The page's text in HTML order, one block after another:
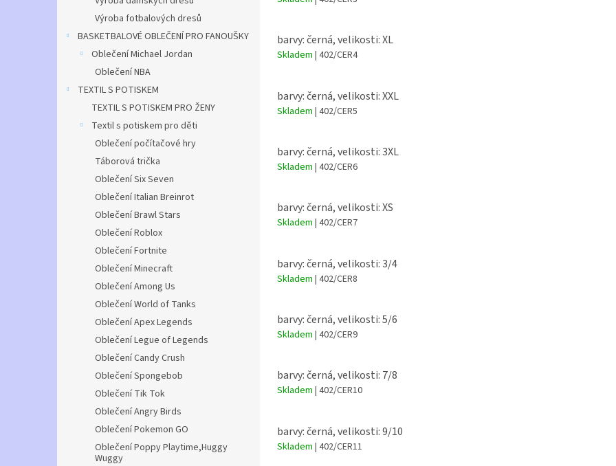
Výroba fotbalových dresů
BASKETBALOVÉ OBLEČENÍ PRO FANOUŠKY
Oblečení Michael Jordan
Oblečení NBA
TEXTIL S POTISKEM
TEXTIL S POTISKEM PRO ŽENY
Textil s potiskem pro děti
Oblečení počítačové hry
Táborová trička
Oblečení Six Seven
Oblečení Italian Breinrot
Oblečení Brawl Stars
Oblečení Roblox
Oblečení Fortnite
Oblečení Minecraft
Oblečení Among Us
Oblečení World of Tanks
Oblečení Apex Legends
Oblečení Legue of Legends
Oblečení Candy Crush
Oblečení Spongebob
Oblečení Tik Tok
Oblečení Angry Birds
Oblečení Pokemon GO
Oblečení Poppy Playtime,Huggy
Wuggy
barvy: černá, velikosti: XL
Skladem | 402/CER4
barvy: černá, velikosti: XXL
Skladem | 402/CER5
barvy: černá, velikosti: 3XL
Skladem | 402/CER6
barvy: černá, velikosti: XS
Skladem | 402/CER7
barvy: černá, velikosti: 3/4
Skladem | 402/CER8
barvy: černá, velikosti: 5/6
Skladem | 402/CER9
barvy: černá, velikosti: 7/8
Skladem | 402/CER10
barvy: černá, velikosti: 9/10
Skladem | 402/CER11